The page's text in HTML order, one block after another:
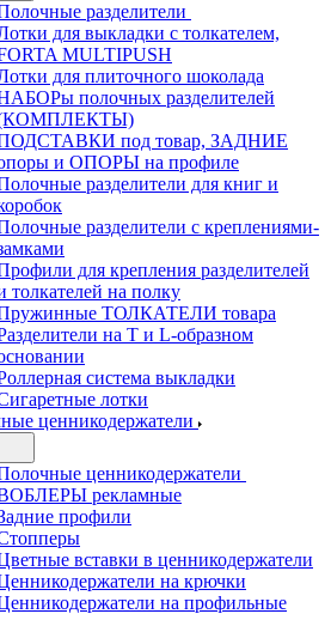
разделители
для выкладки с толкателем,
MULTIPUSH
для плиточного шоколада
полочных разделителей
под товар, ЗАДНИЕ
и ОПОРЫ на профиле
разделители для книг и
разделители с креплениями-
для крепления разделителей
толкателей на полку
ТОЛКАТЕЛИ товара
на Т и L-образном
система выкладки
лотки
ценникодержатели
ценникодержатели
рекламные
профили
вставки в ценникодержатели
на крючки
на профильные